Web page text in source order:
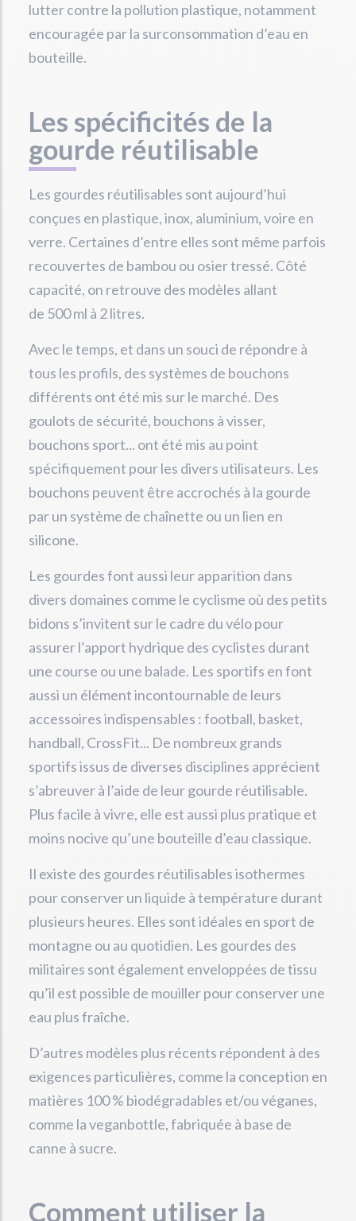
lutter contre la pollution plastique, notamment
encouragée par la surconsommation d’eau en
bouteille.
Les spécificités de la
gourde réutilisable
Les gourdes réutilisables sont aujourd’hui
conçues en plastique, inox, aluminium, voire en
verre. Certaines d’entre elles sont même parfois
recouvertes de bambou ou osier tressé. Côté
capacité, on retrouve des modèles allant
de 500 ml à 2 litres.
Avec le temps, et dans un souci de répondre à
tous les profils, des systèmes de bouchons
différents ont été mis sur le marché. Des
goulots de sécurité, bouchons à visser,
bouchons sport... ont été mis au point
spécifiquement pour les divers utilisateurs. Les
bouchons peuvent être accrochés à la gourde
par un système de chaînette ou un lien en
silicone.
Les gourdes font aussi leur apparition dans
divers domaines comme le cyclisme où des petits
bidons s’invitent sur le cadre du vélo pour
assurer l’apport hydrique des cyclistes durant
une course ou une balade. Les sportifs en font
aussi un élément incontournable de leurs
accessoires indispensables : football, basket,
handball, CrossFit... De nombreux grands
sportifs issus de diverses disciplines apprécient
s’abreuver à l’aide de leur gourde réutilisable.
Plus facile à vivre, elle est aussi plus pratique et
moins nocive qu’une bouteille d’eau classique.
Il existe des gourdes réutilisables isothermes
pour conserver un liquide à température durant
plusieurs heures. Elles sont idéales en sport de
montagne ou au quotidien. Les gourdes des
militaires sont également enveloppées de tissu
qu’il est possible de mouiller pour conserver une
eau plus fraîche.
D’autres modèles plus récents répondent à des
exigences particulières, comme la conception en
matières 100 % biodégradables et/ou véganes,
comme la veganbottle, fabriquée à base de
canne à sucre.
Comment utiliser la